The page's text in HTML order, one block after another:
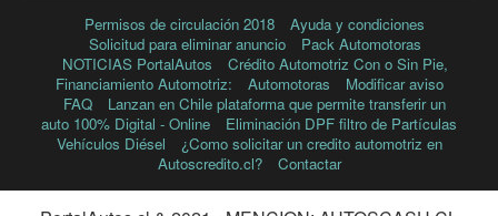
Permisos de circulación 2018
Ayuda y condiciones
Solicitud para eliminar anuncio
Pack Automotoras
NOTICIAS PortalAutos
Crédito Automotriz Con o Sin Pie,
Financiamiento Automotriz:
Automotoras
Modificar aviso
FAQ
Lanzan en Chile plataforma que permite transferir un
auto 100% Digital - Online
Eliminación DPF filtro de Partículas
Vehículos Diésel
¿Como solicitar un credito automotriz en
Autoscredito.cl?
Contactar